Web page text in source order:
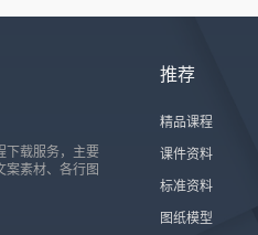
下载服务，主要
案素材、各行图
推荐
精品课程
课件资料
标准资料
图纸模型